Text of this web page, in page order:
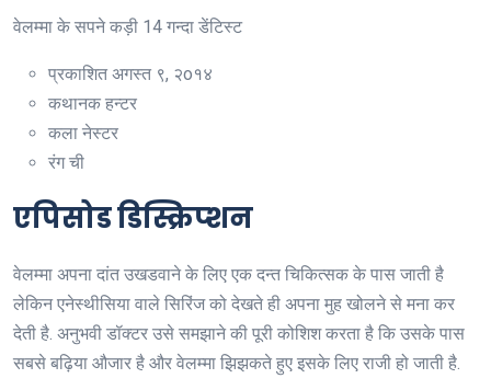
वेलम्मा के सपने कड़ी 14 गन्दा डेंटिस्ट
प्रकाशित अगस्त ९, २o१४
कथानक हन्टर
कला नेस्टर
रंगची
एपिसोड डिस्क्रिप्शन
वेलम्मा अपना दांत उखडवाने के लिए एक दन्त चिकित्सक के पास जाती है
लेकिन एनेस्थीसिया वाले सिरिंज को देखते ही अपना मुह खोलने से मना कर
देती है. अनुभवी डॉक्टर उसे समझाने की पूरी कोशिश करता है कि उसके पास
सबसे बढ़िया औजार है और वेलम्मा झिझकते हुए इसके लिए राजी हो जाती है.